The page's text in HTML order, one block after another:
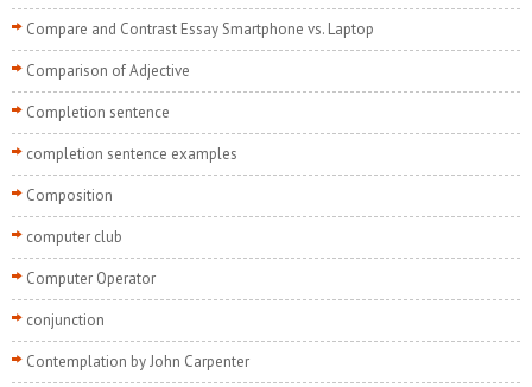
Compare and Contrast Essay Smartphone vs. Laptop
Comparison of Adjective
Completion sentence
completion sentence examples
Composition
computer club
Computer Operator
conjunction
Contemplation by John Carpenter